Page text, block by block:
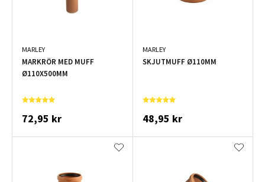
MARLEY
MARKRÖR MED MUFF
Ø110X500MM
72,95 kr
MARLEY
SKJUTMUFF Ø110MM
48,95 kr